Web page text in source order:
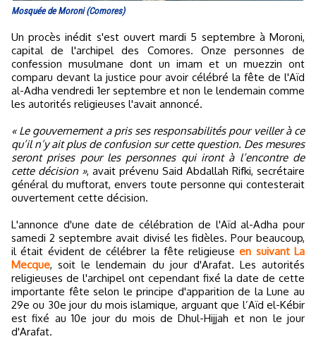
Mosquée de Moroni (Comores)
Un procès inédit s'est ouvert mardi 5 septembre à Moroni,
capital de l'archipel des Comores. Onze personnes de
confession musulmane dont un imam et un muezzin ont
comparu devant la justice pour avoir célébré la fête de l'Aïd
al-Adha vendredi 1er septembre et non le lendemain comme
les autorités religieuses l'avait annoncé.
« Le gouvernement a pris ses responsabilités pour veiller à ce
qu’il n’y ait plus de confusion sur cette question. Des mesures
seront prises pour les personnes qui iront à l’encontre de
cette décision », avait prévenu Said Abdallah Rifki, secrétaire
général du muftorat, envers toute personne qui contesterait
ouvertement cette décision.
L'annonce d'une date de célébration de l'Aïd al-Adha pour
samedi 2 septembre avait divisé les fidèles. Pour beaucoup,
il était évident de célébrer la fête religieuseen suivant La
Mecque, soit le lendemain du jour d'Arafat. Les autorités
religieuses de l'archipel ont cependant fixé la date de cette
importante fête selon le principe d'apparition de la Lune au
29e ou 30e jour du mois islamique, arguant que l’Aïd el-Kébir
est fixé au 10e jour du mois de Dhul-Hijjah et non le jour
d'Arafat.